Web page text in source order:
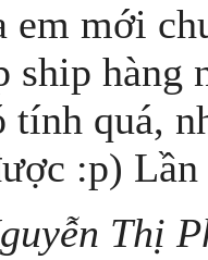
em mới
ship
tính quá,
:p)
Thị